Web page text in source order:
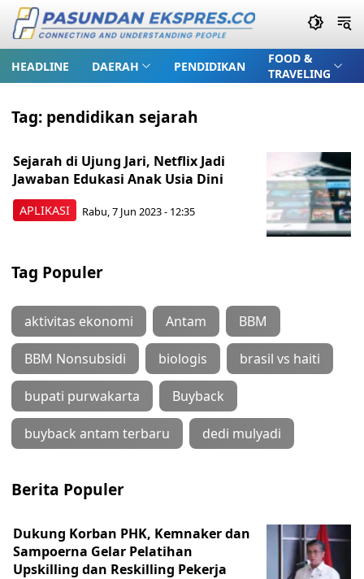
HEADLINE DAERAH PENDIDIKAN
FOOD &
TRAVELING
Tag: pendidikan sejarah
APLIKASI
Sejarah di Ujung Jari, Netflix Jadi
Jawaban Edukasi Anak Usia Dini
Rabu, 7 Jun 2023 - 12:35
Tag Populer
aktivitas ekonomi Antam BBM
BBM Nonsubsidi biologis brasil vs haiti
bupati purwakarta Buyback
buyback antam terbaru dedi mulyadi
Berita Populer
Dukung Korban PHK, Kemnaker dan
Sampoerna Gelar Pelatihan
Upskilling dan Reskilling Pekerja